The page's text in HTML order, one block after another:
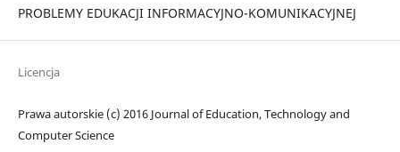
PROBLEMY EDUKACJI INFORMACYJNO-KOMUNIKACYJNEJ
Licencja
Prawa autorskie (c) 2016 Journal of Education, Technology and
Computer Science